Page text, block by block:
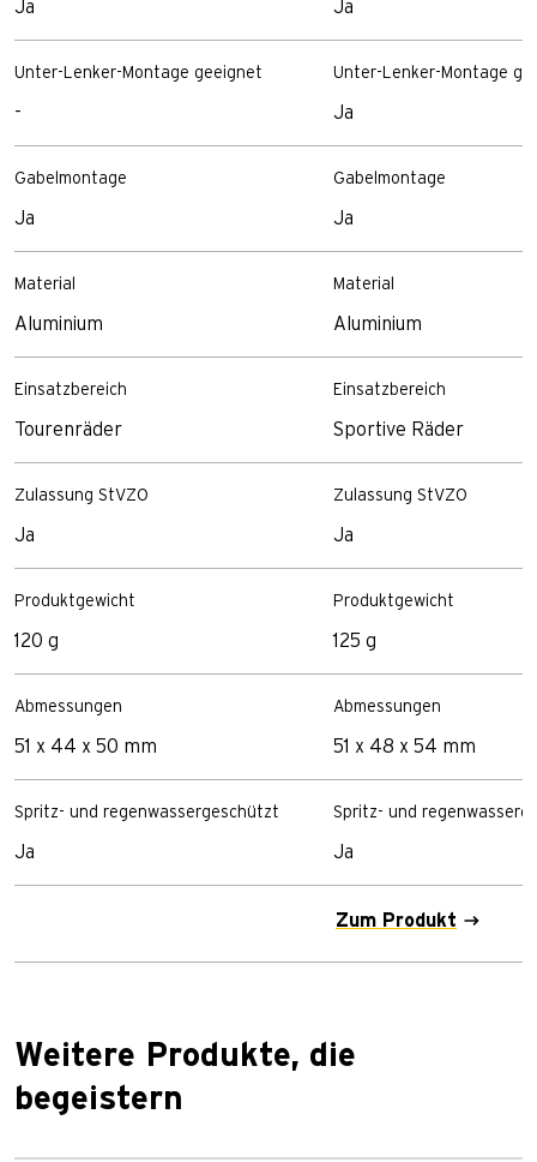
Ja
Unter-Lenker-Montage geeignet
-
Gabelmontage
Ja
Material
Aluminium
Einsatzbereich
Tourenräder
Zulassung StVZO
Ja
Produktgewicht
120 g
Abmessungen
51 x 44 x 50 mm
Spritz- und regenwassergeschützt
Ja
Ja
Unter-Lenker-Montage
Ja
Gabelmontage
Ja
Material
Aluminium
Einsatzbereich
Sportive Räder
Zulassung StVZO
Ja
Produktgewicht
125 g
Abmessungen
51 x 48 x 54 mm
Spritz- und
Ja
Zum Produkt
Weitere Produkte, die
begeistern